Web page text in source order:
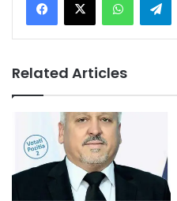
Related Articles